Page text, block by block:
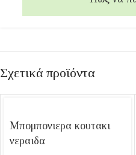
Σχετικά προϊόντα
Μπομπονιερα κουτακι
νεραιδα